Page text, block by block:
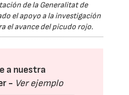
de la Generalitat de
el apoyo a la investigación
el avance del picudo rojo.
a nuestra
- Ver ejemplo